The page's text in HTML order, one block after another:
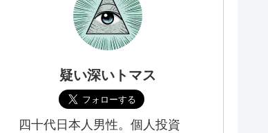
疑い深いトマス
四十代日本人男性。個人投資